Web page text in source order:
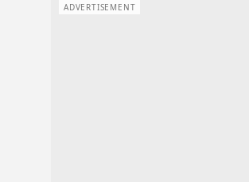
ADVERTISEMENT